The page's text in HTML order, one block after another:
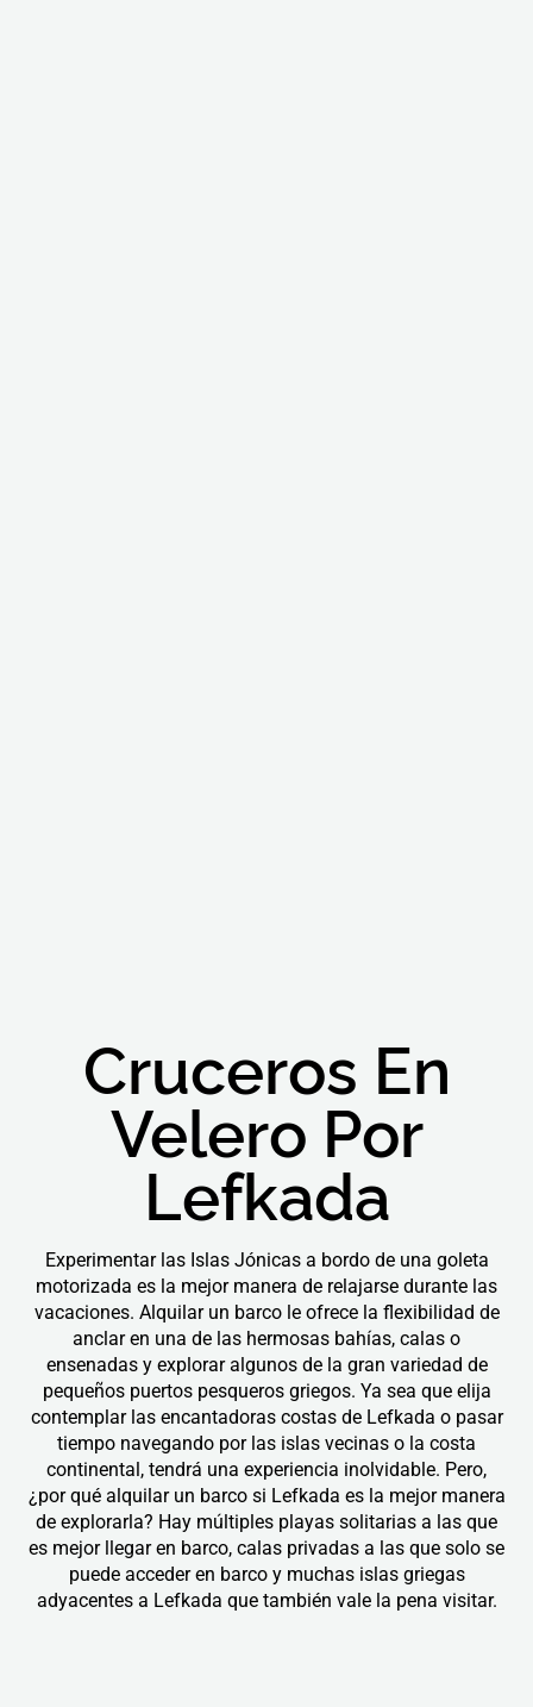
Cruceros En
Velero Por
Lefkada
Experimentar las Islas Jónicas a bordo de una goleta
motorizada es la mejor manera de relajarse durante las
vacaciones. Alquilar un barco le ofrece la flexibilidad de
anclar en una de las hermosas bahías, calas o
ensenadas y explorar algunos de la gran variedad de
pequeños puertos pesqueros griegos. Ya sea que elija
contemplar las encantadoras costas de Lefkada o pasar
tiempo navegando por las islas vecinas o la costa
continental, tendrá una experiencia inolvidable. Pero,
¿por qué alquilar un barco si Lefkada es la mejor manera
de explorarla? Hay múltiples playas solitarias a las que
es mejor llegar en barco, calas privadas a las que solo se
puede acceder en barco y muchas islas griegas
adyacentes a Lefkada que también vale la pena visitar.